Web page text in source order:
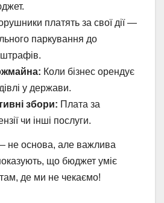
платять за свої дії —
паркування до
штрафів.
Коли бізнес орендує
у держави.
збори: Плата за
чи інші послуги.
не основа, але важлива
що бюджет уміє
де ми не чекаємо!